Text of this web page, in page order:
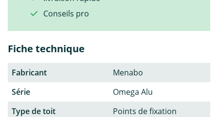
Conseils pro
Fiche technique
Fabricant
Menabo
Série
Omega Alu
Type de toit
Points de fixation